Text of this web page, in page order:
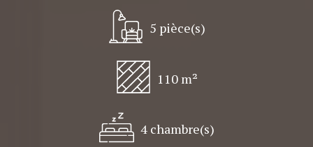
5 pièce(s)
110 m²
4 chambre(s)